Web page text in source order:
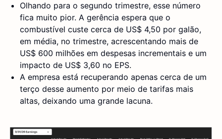
Olhando para o segundo trimestre, esse número
fica muito pior. A gerência espera que o
combustível custe cerca de US$ 4,50 por galão,
em média, no trimestre, acrescentando mais de
US$ 600 milhões em despesas incrementais e um
impacto de US$ 3,60 no EPS.
A empresa está recuperando apenas cerca de um
terço desse aumento por meio de tarifas mais
altas, deixando uma grande lacuna.